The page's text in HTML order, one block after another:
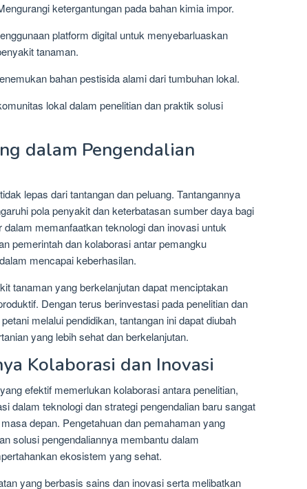
ketergantungan pada bahan kimia impor.
platform digital untuk menyebarluaskan
tanaman.
bahan pestisida alami dari tumbuhan lokal.
lokal dalam penelitian dan praktik solusi
dalam Pengendalian
lepas dari tantangan dan peluang. Tantangannya
pola penyakit dan keterbatasan sumber daya bagi
memanfaatkan teknologi dan inovasi untuk
pemerintah dan kolaborasi antar pemangku
mencapai keberhasilan.
tanaman yang berkelanjutan dapat menciptakan
Dengan terus berinvestasi pada penelitian dan
melalui pendidikan, tantangan ini dapat diubah
yang lebih sehat dan berkelanjutan.
Kolaborasi dan Inovasi
efektif memerlukan kolaborasi antara penelitian,
dalam teknologi dan strategi pengendalian baru sangat
depan. Pengetahuan dan pemahaman yang
solusi pengendaliannya membantu dalam
ekosistem yang sehat.
yang berbasis sains dan inovasi serta melibatkan